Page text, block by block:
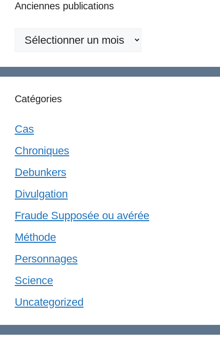
Anciennes publications
Anciennes
Catégories
Cas
Chroniques
Debunkers
Divulgation
Fraude Supposée ou avérée
Méthode
Personnages
Science
Uncategorized